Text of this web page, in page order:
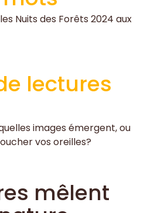
Nuits des Forêts 2024 aux
lectures
images émergent, ou
vos oreilles?
mêlent